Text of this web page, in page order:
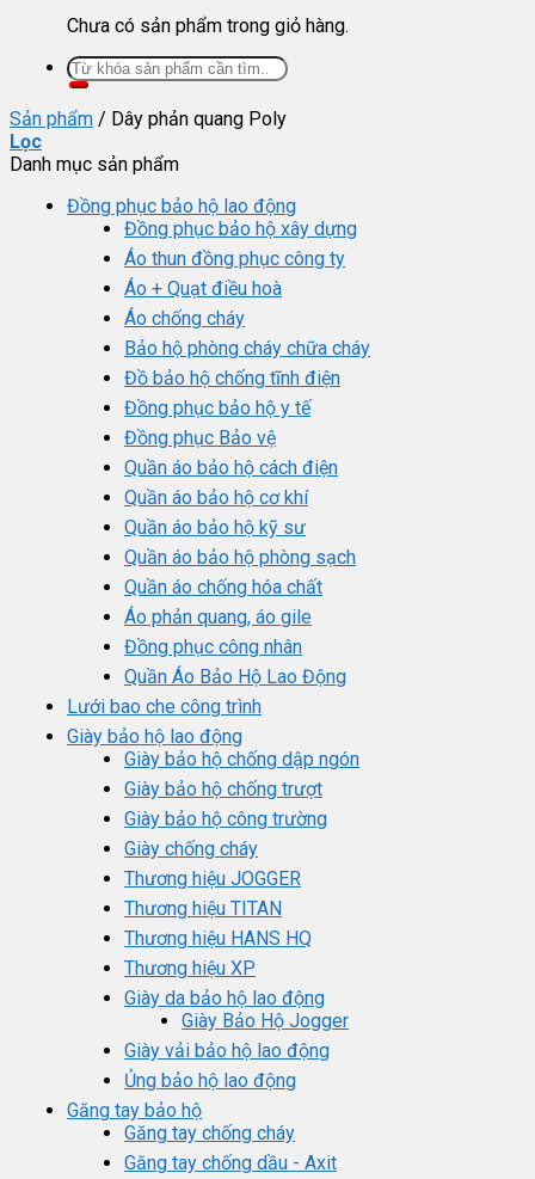
Chưa có sản phẩm trong giỏ hàng.
Tìm
kiếm:
Sản phẩm / Dây phản quang Poly
Lọc
Danh mục sản phẩm
Đồng phục bảo hộ lao động
Đồng phục bảo hộ xây dựng
Áo thun đồng phục công ty
Áo + Quạt điều hoà
Áo chống cháy
Bảo hộ phòng cháy chữa cháy
Đồ bảo hộ chống tĩnh điện
Đồng phục bảo hộ y tế
Đồng phục Bảo vệ
Quần áo bảo hộ cách điện
Quần áo bảo hộ cơ khí
Quần áo bảo hộ kỹ sư
Quần áo bảo hộ phòng sạch
Quần áo chống hóa chất
Áo phản quang, áo gile
Đồng phục công nhân
Quần Áo Bảo Hộ Lao Động
Lưới bao che công trình
Giày bảo hộ lao động
Giày bảo hộ chống dập ngón
Giày bảo hộ chống trượt
Giày bảo hộ công trường
Giày chống cháy
Thương hiệu JOGGER
Thương hiệu TITAN
Thương hiệu HANS HQ
Thương hiệu XP
Giày da bảo hộ lao động
Giày Bảo Hộ Jogger
Giày vải bảo hộ lao động
Ủng bảo hộ lao động
Găng tay bảo hộ
Găng tay chống cháy
Găng tay chống dầu - Axit